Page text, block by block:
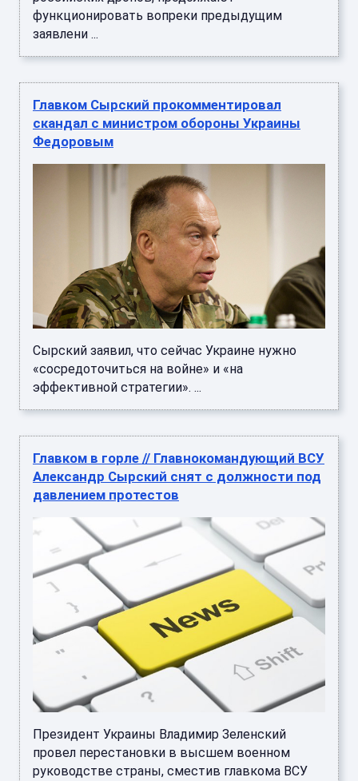
функционировать вопреки предыдущим
заявлени ...
Главком Сырский прокомментировал
скандал с министром обороны Украины
Федоровым
Сырский заявил, что сейчас Украине нужно
«сосредоточиться на войне» и «на
эффективной стратегии». ...
Главком в горле // Главнокомандующий ВСУ
Александр Сырский снят с должности под
давлением протестов
Президент Украины Владимир Зеленский
провел перестановки в высшем военном
руководстве страны, сместив главкома ВСУ